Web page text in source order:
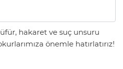
hakaret ve suç unsuru
önemle hatırlatırız!